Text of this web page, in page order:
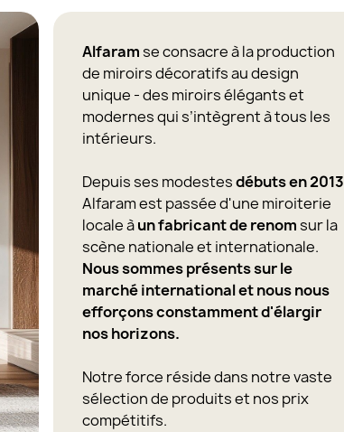
Alfaramse consacre à la production
de miroirs décoratifs au design
unique - des miroirs élégants et
modernes qui s’intègrent à tous les
intérieurs.
Depuis ses modestesdébuts en 2013
Alfaram est passée d'une miroiterie
locale àun fabricant de renomsur la
scène nationale et internationale.
Nous sommes présents sur le
marché international et nous nous
efforçons constamment d'élargir
nos horizons.
Notre force réside dans notre vaste
sélection de produits et nos prix
compétitifs.